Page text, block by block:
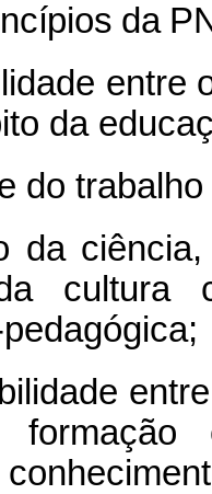
da
entre
da
do trabalho
da ciência,
cultura